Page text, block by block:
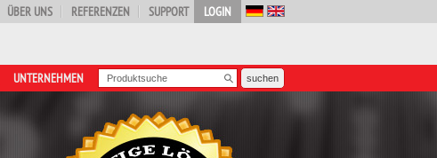
LOGIN
ÜBER UNS REFERENZEN SUPPORT
UNTERNEHMEN